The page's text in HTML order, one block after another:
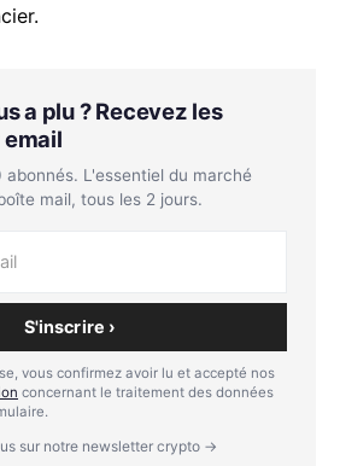
a plu ? Recevez les
L'essentiel du marché
mail, tous les 2 jours.
S'inscrire ›
vous confirmez avoir lu et accepté nos
concernant le traitement des données
sur notre newsletter crypto →